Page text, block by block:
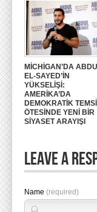
MİCHİGAN’DA
EL-SAYED’İN
YÜKSELİŞİ:
AMERİKA’DA
DEMOKRATİK
ÖTESİNDE YENİ BİR
SİYASET ARAYIŞI
Leave A
Name (required)